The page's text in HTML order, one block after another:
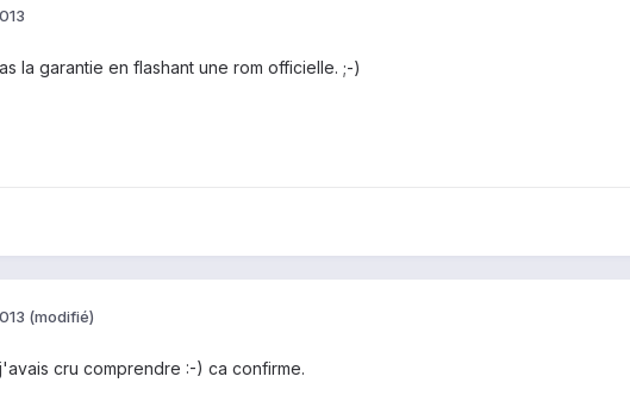
la garantie en flashant une rom officielle. ;-)
(modifié)
cru comprendre :-) ca confirme.